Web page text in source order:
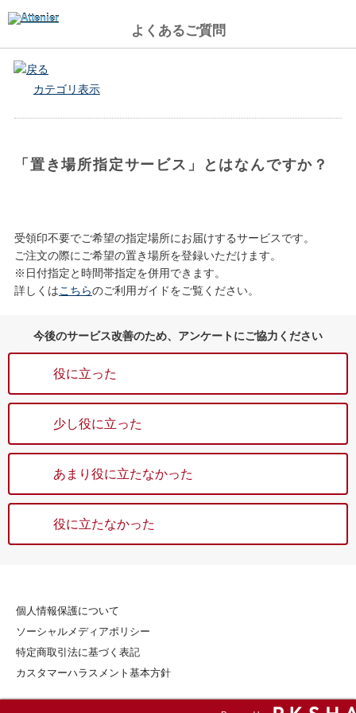
よくあるご質問
戻る
カテゴリ表示
「置き場所指定サービス」とはなんですか？
受領印不要でご希望の指定場所にお届けするサービスです。
ご注文の際にご希望の置き場所を登録いただけます。
※日付指定と時間帯指定を併用できます。
詳しくはこちらのご利用ガイドをご覧ください。
今後のサービス改善のため、アンケートにご協力ください
役に立った
少し役に立った
あまり役に立たなかった
役に立たなかった
個人情報保護について
ソーシャルメディアポリシー
特定商取引法に基づく表記
カスタマーハラスメント基本方針